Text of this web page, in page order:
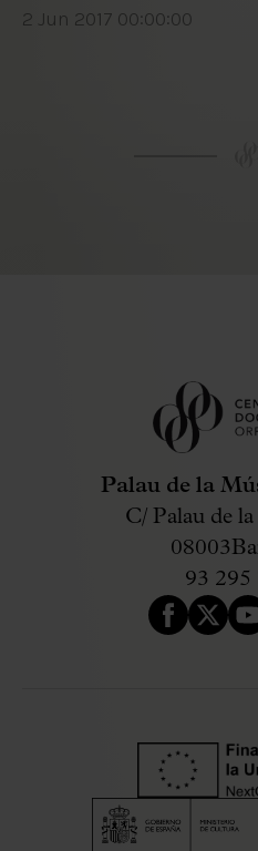
2 Jun 2017 00:00:00
Palau de la
C/ Palau de
08003
93 295